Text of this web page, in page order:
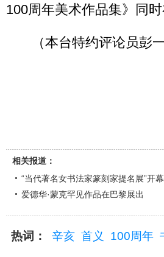
100周年美术作品集》同时
（本台特约评论员彭一
相关报道：
“当代著名女书法家篆刻家提名展”开幕
爱德华·蒙克罕见作品在巴黎展出
热词： 辛亥 首义 100周年